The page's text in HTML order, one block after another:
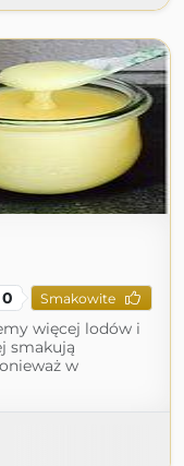
0 Smakowite
więcej lodów i
smakują
w